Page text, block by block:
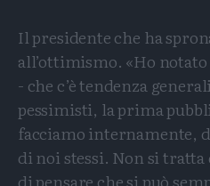
Il presidente che ha
all’ottimismo. «Ho
- che c’è tendenza
pessimisti, la prima
facciamo internamente,
di noi stessi. Non si